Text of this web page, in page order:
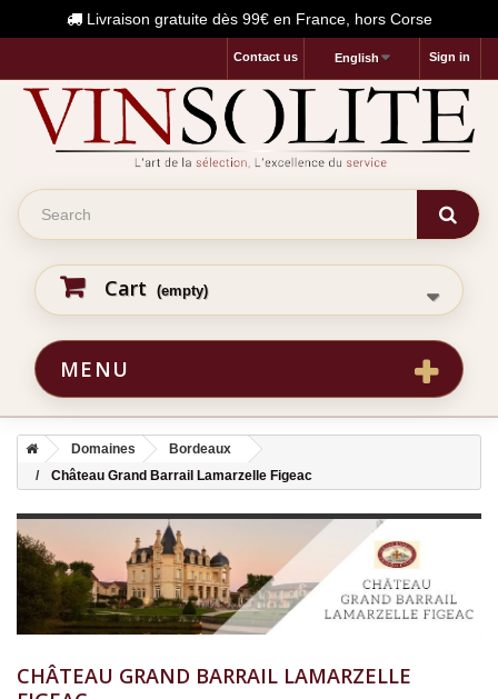
Livraison gratuite dès 99€ en France, hors Corse
Sign in
English
Contact us
Cart (empty)
MENU
Domaines
Bordeaux
Château Grand Barrail Lamarzelle Figeac
CHÂTEAU GRAND BARRAIL LAMARZELLE